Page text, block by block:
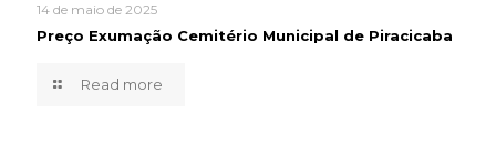
14 de maio de 2025
Preço Exumação Cemitério Municipal de Piracicaba
Read more